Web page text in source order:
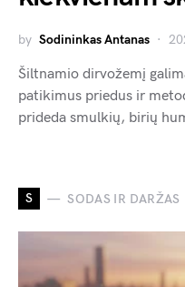
by Sodininkas Antanas
Šiltnamio dirvožemį
patikimus priedus ir
prideda smulkių, birių
S SODAS IR DARŽAS